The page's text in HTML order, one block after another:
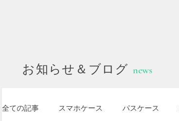
お知らせ＆ブログ news
全ての記事 スマホケース パスケース